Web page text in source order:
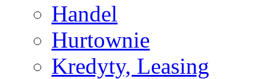
Handel
Hurtownie
Kredyty, Leasing